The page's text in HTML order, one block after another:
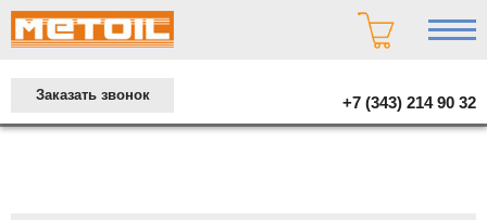
+7 (343) 214 90 32
Заказать звонок